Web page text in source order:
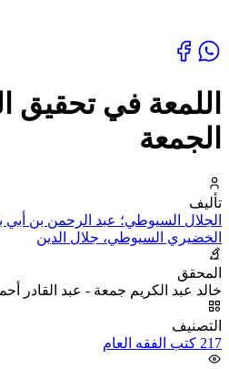
اللمعة في تحقيق
الجمعة
تأليف
الجلال السيوطي؛ عبد الرحمن بن
الخضيري السيوطي، جلال الدين
المحقق
خالد عبد الكريم جمعة - عبد القادر
التصنيف
217 كتب الفقه العام